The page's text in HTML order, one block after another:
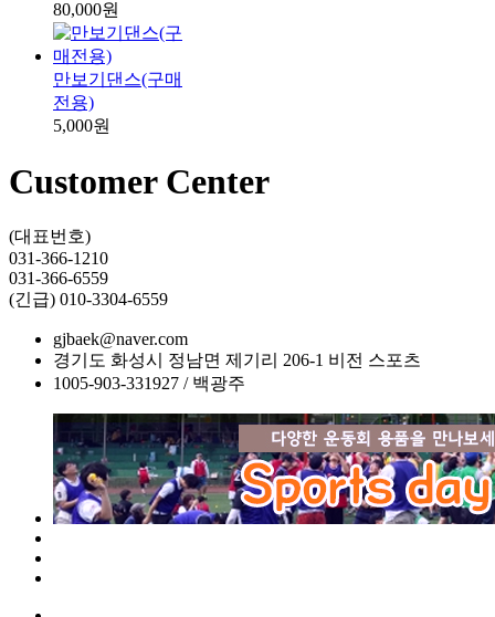
80,000원
만보기댄스(구매
전용)
5,000원
Customer Center
(대표번호)
031-366-1210
031-366-6559
(긴급) 010-3304-6559
gjbaek@naver.com
경기도 화성시 정남면 제기리 206-1 비전 스포츠
1005-903-331927 / 백광주